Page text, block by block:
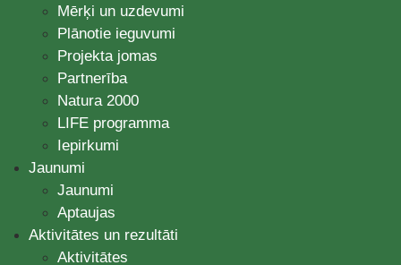
Mērķi un uzdevumi
Plānotie ieguvumi
Projekta jomas
Partnerība
Natura 2000
LIFE programma
Iepirkumi
Jaunumi
Jaunumi
Aptaujas
Aktivitātes un rezultāti
Aktivitātes